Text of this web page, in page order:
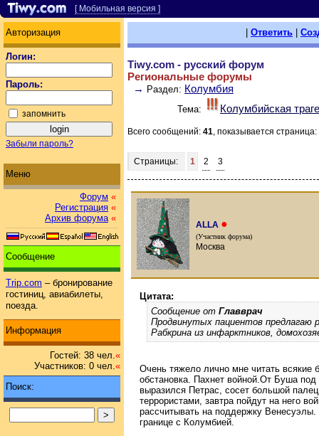
[ Мобильная версия ]
Авторизация
Логин:
Пароль:
запомнить
Забыли пароль?
Меню
Форум «
Регистрация «
Архив форума «
Сообщение
Trip.com – бронирование
гостиниц, авиабилеты,
поезда.
Информация
Гостей: 38 чел.«
Участников: 0 чел.«
Поиск:
Ответить
Tiwy.com - русский форум
Региональные форумы
→ Раздел: Колумбия
Тема: Колумбийская
Всего сообщений: 41, показывается страница:
Страницы: 1 2 3
ALLA ●
(Участник форума)
Москва
Цитата:
Сообщение от Главврач
Продвинутых пациентов предлагаю
Рабкрина из инфарктников,
Очень тяжело лично мне читать всякие
обстановка. Пахнет войной.От Буша
выразился Петрас, сосет большой
террористами, завтра пойдут на него
рассчитывать на поддержку
границе с Колумбией.